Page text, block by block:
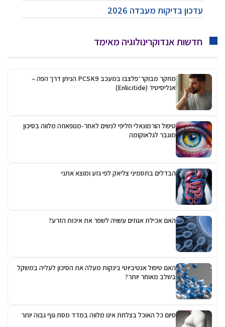
עדכון בדיקות מעבדה 2026
חדשות אנדוקרינולוגיה מאימד
מחקר מבוקר־פלצבו במעכב PCSK9 הניתן דרך הפה –
אנליסיטיד (Enlicitide)
טיפול הורמונאלי חליפי לנשים לאחר-מנופאוזה מלווה בסיכון
מוגבר לגלאוקומה
הבדלים בתסמיני צליאק לפי גזע ומוצא אתני
האם אכילת אגוזים עשויה לשפר את איכות הזרע?
האם טיפול אנטיביוטי בינקות מעלה את הסיכון לעליה במשקל
בשלב מאוחר יותר?
סיום כל האוכל בצלחת אינו מלווה במדד מסת גוף גבוה יותר